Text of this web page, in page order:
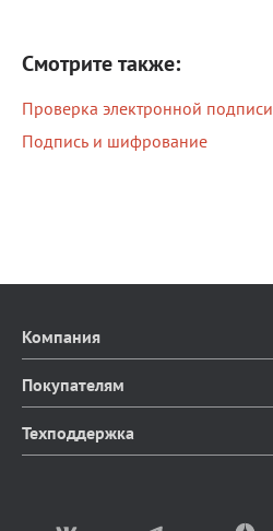
Смотрите также:
Проверка электронной подписи
Подпись и шифрование
Компания
О компании
Блог
Покупателям
Каталог продуктов
Техподдержка